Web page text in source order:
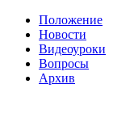
Положение
Новости
Видеоуроки
Вопросы
Архив